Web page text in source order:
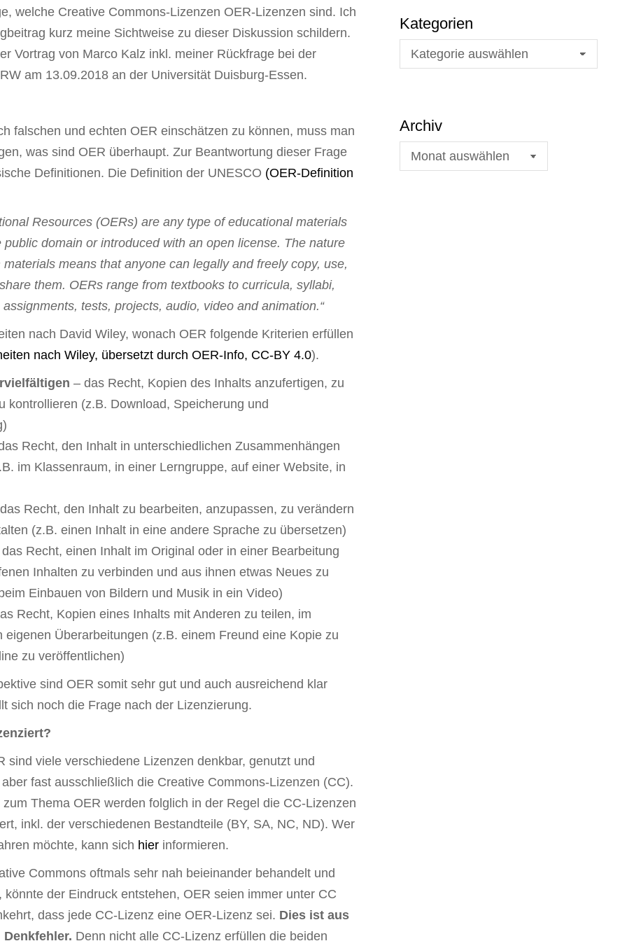
welche Creative Commons-Lizenzen OER-Lizenzen sind. Ich
kurz meine Sichtweise zu dieser Diskussion schildern.
Vortrag von Marco Kalz inkl. meiner Rückfrage bei der
am 13.09.2018 an der Universität Duisburg-Essen.
falschen und echten OER einschätzen zu können, muss man
was sind OER überhaupt. Zur Beantwortung dieser Frage
Definitionen. Die Definition der UNESCO (OER-Definition
Resources (OERs) are any type of educational materials
public domain or introduced with an open license. The nature
means that anyone can legally and freely copy, use,
them. OERs range from textbooks to curricula, syllabi,
tests, projects, audio, video and animation.“
nach David Wiley, wonach OER folgende Kriterien erfüllen
nach Wiley, übersetzt durch OER-Info, CC-BY 4.0).
– das Recht, Kopien des Inhalts anzufertigen, zu
kontrollieren (z.B. Download, Speicherung und
Recht, den Inhalt in unterschiedlichen Zusammenhängen
im Klassenraum, in einer Lerngruppe, auf einer Website, in
Recht, den Inhalt zu bearbeiten, anzupassen, zu verändern
(z.B. einen Inhalt in eine andere Sprache zu übersetzen)
Recht, einen Inhalt im Original oder in einer Bearbeitung
Inhalten zu verbinden und aus ihnen etwas Neues zu
Einbauen von Bildern und Musik in ein Video)
Recht, Kopien eines Inhalts mit Anderen zu teilen, im
eigenen Überarbeitungen (z.B. einem Freund eine Kopie zu
zu veröffentlichen)
sind OER somit sehr gut und auch ausreichend klar
sich noch die Frage nach der Lizenzierung.
sind viele verschiedene Lizenzen denkbar, genutzt und
fast ausschließlich die Creative Commons-Lizenzen (CC).
Thema OER werden folglich in der Regel die CC-Lizenzen
inkl. der verschiedenen Bestandteile (BY, SA, NC, ND). Wer
möchte, kann sich hier informieren.
Commons oftmals sehr nah beieinander behandelt und
könnte der Eindruck entstehen, OER seien immer unter CC
dass jede CC-Lizenz eine OER-Lizenz sei. Dies ist aus
Denn nicht alle CC-Lizenz erfüllen die beiden
Kategorien
Archiv